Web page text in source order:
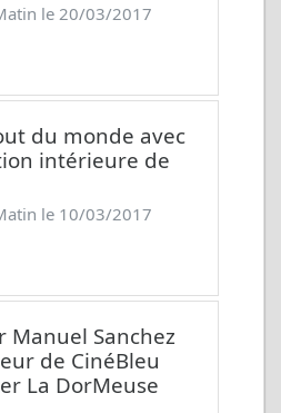
le 20/03/2017
du monde avec
intérieure de
le 10/03/2017
Manuel Sanchez
de CinéBleu
La DorMeuse